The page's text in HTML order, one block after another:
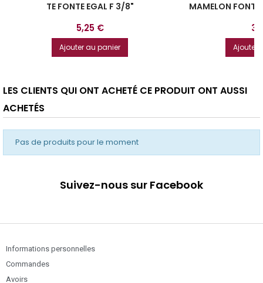
TE FONTE EGAL F 3/8"
Prix
5,25 €
Ajouter au panier
MAMELON
Ajouter
LES CLIENTS QUI ONT ACHETÉ CE PRODUIT ONT AUSSI
ACHETÉS
Pas de produits pour le moment
Suivez-nous sur Facebook
Informations personnelles
Commandes
Avoirs